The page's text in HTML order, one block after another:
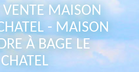
NOUS !
NOUS !
ACCÈS CLIENT
FNAIM
MAISON
- MAISON
À BAGE LE
CHATEL